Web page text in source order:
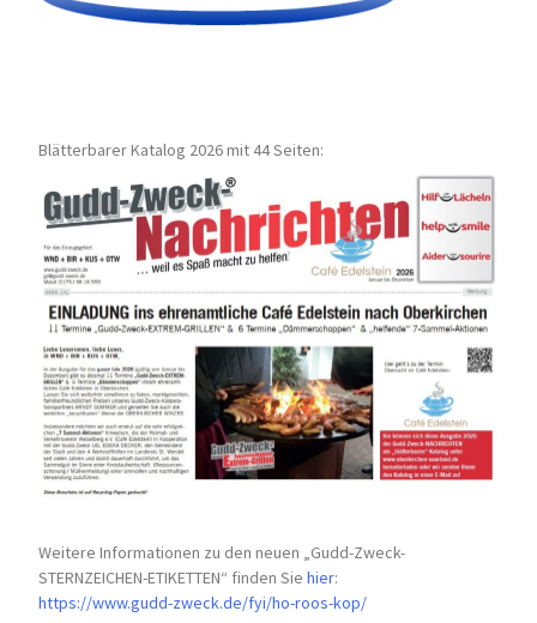
Blätterbarer Katalog 2026 mit 44 Seiten:
Weitere Informationen zu den neuen „Gudd-Zweck-
STERNZEICHEN-ETIKETTEN“ finden Siehier:
https://www.gudd-zweck.de/fyi/ho-roos-kop/